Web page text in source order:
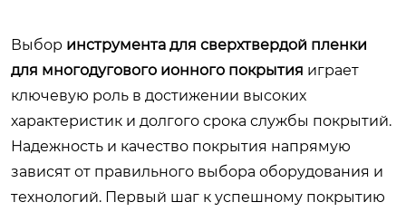
Выбор инструмента для сверхтвердой пленки
для многодугового ионного покрытия играет
ключевую роль в достижении высоких
характеристик и долгого срока службы покрытий.
Надежность и качество покрытия напрямую
зависят от правильного выбора оборудования и
технологий. Первый шаг к успешному покрытию